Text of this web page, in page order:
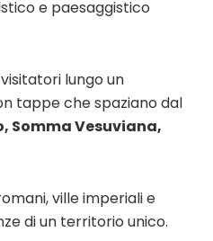
e paesaggistico
lungo un
tappe che spaziano dal
Somma Vesuviana,
ville imperiali e
di un territorio unico.